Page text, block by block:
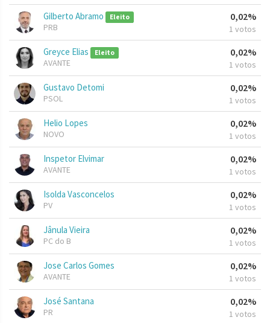
Gilberto Abramo Eleito
PRB
0,02%
1 votos
Greyce Elias Eleito
AVANTE
0,02%
1 votos
Gustavo Detomi
PSOL
0,02%
1 votos
Helio Lopes
NOVO
0,02%
1 votos
Inspetor Elvimar
AVANTE
0,02%
1 votos
Isolda Vasconcelos
PV
0,02%
1 votos
Jânula Vieira
PC do B
0,02%
1 votos
Jose Carlos Gomes
AVANTE
0,02%
1 votos
José Santana
PR
0,02%
1 votos